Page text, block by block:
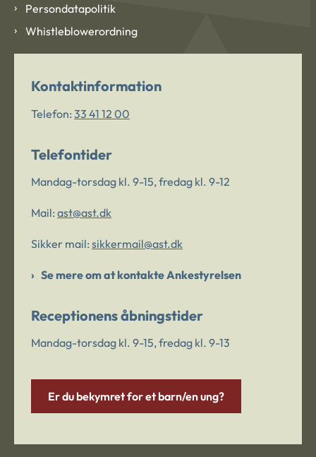
Persondatapolitik
Whistleblowerordning
Kontaktinformation
Telefon: 33 41 12 00
Telefontider
Mandag-torsdag kl. 9-15, fredag kl. 9-12
Mail: ast@ast.dk
Sikker mail: sikkermail@ast.dk
Se mere om at kontakte Ankestyrelsen
Receptionens åbningstider
Mandag-torsdag kl. 9-15, fredag kl. 9-13
Er du bekymret for et barn/en ung?